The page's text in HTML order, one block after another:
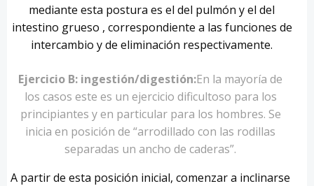
mediante esta postura es el del pulmón y el del
intestino grueso , correspondiente a las funciones de
intercambio y de eliminación respectivamente.
Ejercicio B: ingestión/digestión:En la mayoría de
los casos este es un ejercicio dificultoso para los
principiantes y en particular para los hombres. Se
inicia en posición de “arrodillado con las rodillas
separadas un ancho de caderas”.
A partir de esta posición inicial, comenzar a inclinarse